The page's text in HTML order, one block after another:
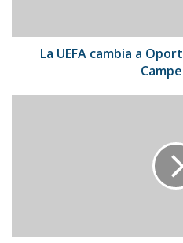
la
La UEFA cambia a
un